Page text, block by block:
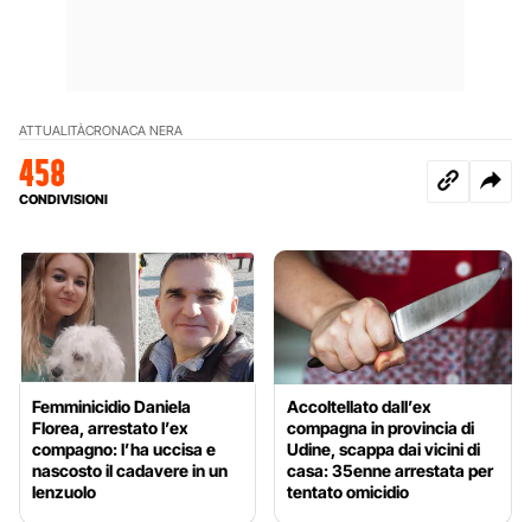
ATTUALITÀCRONACA NERA
458
CONDIVISIONI
Femminicidio Daniela
Florea, arrestato l’ex
compagno: l’ha uccisa e
nascosto il cadavere in un
lenzuolo
Accoltellato dall’ex
compagna in provincia di
Udine, scappa dai vicini di
casa: 35enne arrestata per
tentato omicidio